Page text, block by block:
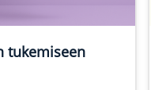
tukemiseen